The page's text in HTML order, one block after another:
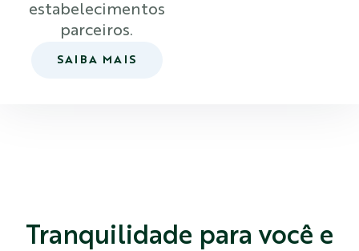
estabelecimentos
parceiros.
SAIBA MAIS
Tranquilidade para você e